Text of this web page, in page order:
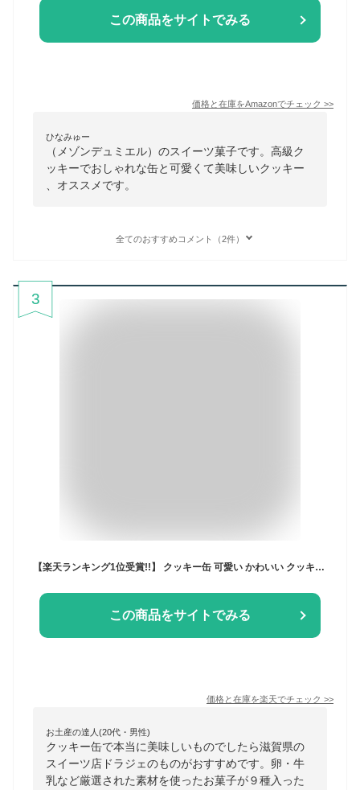
この商品をサイトでみる
価格と在庫をAmazonでチェック >>
ひなみゅー
（メゾンデュミエル）のスイーツ菓子です。高級ク
ッキーでおしゃれな缶と可愛くて美味しいクッキー
、オススメです。
全てのおすすめコメント（2件）
3
【楽天ランキング1位受賞!!】 クッキー缶 可愛い かわいい クッキー プレゼント 食べ物 スイーツ ギフト おしゃれ 缶入り お菓子 お菓子缶 おしゃれ 詰め合わせ お返し ドラジェ「クッキー 缶 300g」 焼き菓子 誕生日 結婚祝い 出産祝い 退職祝い 地域産品
この商品をサイトでみる
価格と在庫を楽天でチェック >>
お土産の達人(20代・男性)
クッキー缶で本当に美味しいものでしたら滋賀県の
スイーツ店ドラジェのものがおすすめです。卵・牛
乳など厳選された素材を使ったお菓子が９種入った